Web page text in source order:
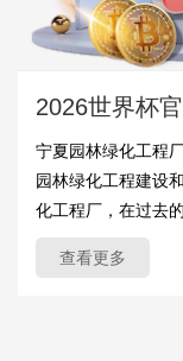
2026世界杯
宁夏园林绿化工程
园林绿化工程建设
化工程厂，在过去
查看更多